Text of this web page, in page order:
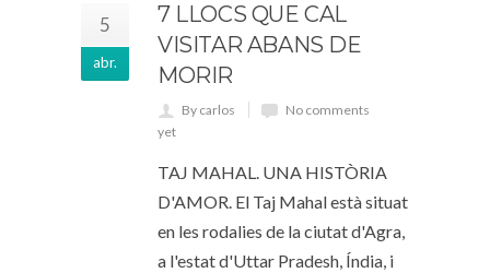
5
abr.
7 LLOCS QUE CAL
VISITAR ABANS DE
MORIR
By carlos
No comments
yet
TAJ MAHAL. UNA HISTÒRIA
D'AMOR. El Taj Mahal està situat
en les rodalies de la ciutat d'Agra,
a l'estat d'Uttar Pradesh, Índia, i